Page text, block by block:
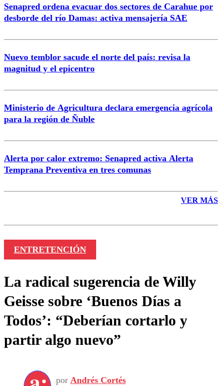
Correo
Senapred ordena evacuar dos sectores de Carahue por
desborde del río Damas: activa mensajería SAE
Nuevo temblor sacude el norte del país: revisa la
magnitud y el epicentro
Ministerio de Agricultura declara emergencia agrícola
para la región de Ñuble
Alerta por calor extremo: Senapred activa Alerta
Temprana Preventiva en tres comunas
VER MÁS
ENTRETENCIÓN
La radical sugerencia de Willy
Geisse sobre ‘Buenos Días a
Todos’: “Deberían cortarlo y
partir algo nuevo”
por Andrés Cortés